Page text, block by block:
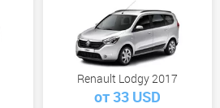
Renault Lodgy 2017
от 33 USD